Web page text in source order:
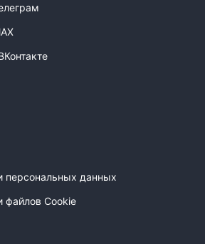
персональных данных
файлов Cookie